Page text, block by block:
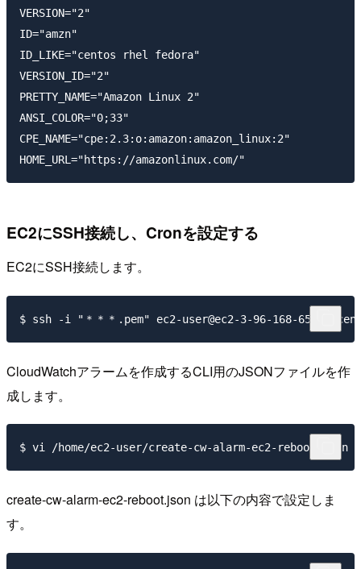
VERSION="2"
ID="amzn"
ID_LIKE="centos rhel fedora"
VERSION_ID="2"
PRETTY_NAME="Amazon Linux 2"
ANSI_COLOR="0;33"
CPE_NAME="cpe:2.3:o:amazon:amazon_linux:2"
EC2にSSH接続し、Cronを設定する
EC2にSSH接続します。
CloudWatchアラームを作成するCLI用のJSONファイルを作
成します。
create-cw-alarm-ec2-reboot.json は以下の内容で設定しま
す。